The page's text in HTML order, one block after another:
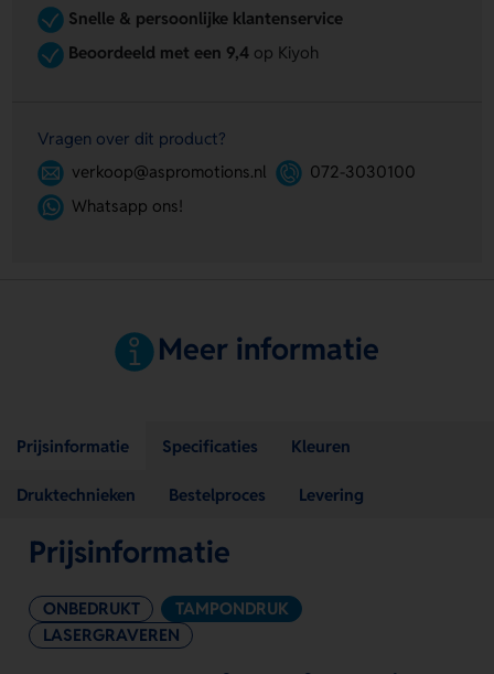
Snelle & persoonlijke klantenservice
Beoordeeld met een 9,4op Kiyoh
Vragen over dit product?
verkoop@aspromotions.nl
072-3030100
Whatsapp ons!
Meer informatie
Prijsinformatie Specificaties Kleuren
Druktechnieken Bestelproces Levering
Prijsinformatie
ONBEDRUKT
TAMPONDRUK
LASERGRAVEREN